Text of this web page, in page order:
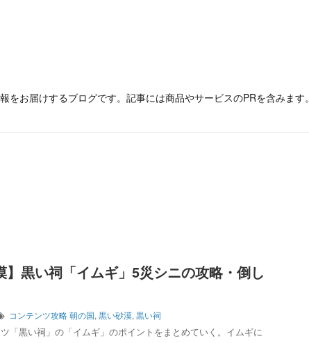
をお届けするブログです。記事には商品やサービスのPRを含みます。
】黒い祠「イムギ」5災シニの攻略・倒し
コンテンツ攻略朝の国, 黒い砂漠, 黒い祠
「黒い祠」の「イムギ」のポイントをまとめていく。イムギに